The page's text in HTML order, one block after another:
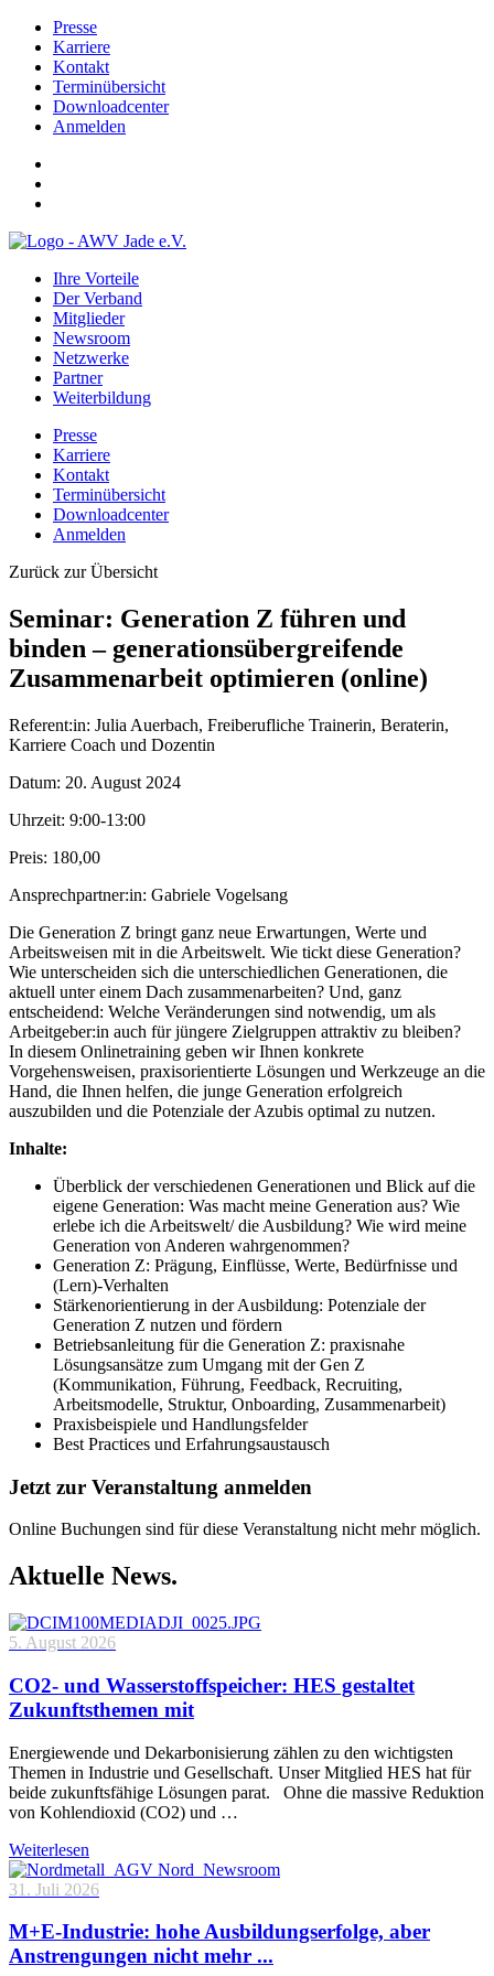
Presse
Karriere
Kontakt
Terminübersicht
Downloadcenter
Anmelden
Ihre Vorteile
Der Verband
Mitglieder
Newsroom
Netzwerke
Partner
Weiterbildung
Presse
Karriere
Kontakt
Terminübersicht
Downloadcenter
Anmelden
Zurück zur Übersicht
Seminar: Generation Z führen und
binden – generationsübergreifende
Zusammenarbeit optimieren (online)
Referent:in: Julia Auerbach, Freiberufliche Trainerin, Beraterin,
Karriere Coach und Dozentin
Datum: 20. August 2024
Uhrzeit: 9:00-13:00
Preis: 180,00
Ansprechpartner:in: Gabriele Vogelsang
Die Generation Z bringt ganz neue Erwartungen, Werte und
Arbeitsweisen mit in die Arbeitswelt. Wie tickt diese Generation?
Wie unterscheiden sich die unterschiedlichen Generationen, die
aktuell unter einem Dach zusammenarbeiten? Und, ganz
entscheidend: Welche Veränderungen sind notwendig, um als
Arbeitgeber:in auch für jüngere Zielgruppen attraktiv zu bleiben?
In diesem Onlinetraining geben wir Ihnen konkrete
Vorgehensweisen, praxisorientierte Lösungen und Werkzeuge an die
Hand, die Ihnen helfen, die junge Generation erfolgreich
auszubilden und die Potenziale der Azubis optimal zu nutzen.
Inhalte:
Überblick der verschiedenen Generationen und Blick auf die
eigene Generation: Was macht meine Generation aus? Wie
erlebe ich die Arbeitswelt/ die Ausbildung? Wie wird meine
Generation von Anderen wahrgenommen?
Generation Z: Prägung, Einflüsse, Werte, Bedürfnisse und
(Lern)-Verhalten
Stärkenorientierung in der Ausbildung: Potenziale der
Generation Z nutzen und fördern
Betriebsanleitung für die Generation Z: praxisnahe
Lösungsansätze zum Umgang mit der Gen Z
(Kommunikation, Führung, Feedback, Recruiting,
Arbeitsmodelle, Struktur, Onboarding, Zusammenarbeit)
Praxisbeispiele und Handlungsfelder
Best Practices und Erfahrungsaustausch
Jetzt zur Veranstaltung anmelden
Online Buchungen sind für diese Veranstaltung nicht mehr möglich.
Aktuelle News.
5. August 2026
CO2- und Wasserstoffspeicher: HES gestaltet
Zukunftsthemen mit
Energiewende und Dekarbonisierung zählen zu den wichtigsten
Themen in Industrie und Gesellschaft. Unser Mitglied HES hat für
beide zukunftsfähige Lösungen parat. Ohne die massive Reduktion
von Kohlendioxid (CO2) und …
Weiterlesen
31. Juli 2026
M+E-Industrie: hohe Ausbildungserfolge, aber
Anstrengungen nicht mehr ...